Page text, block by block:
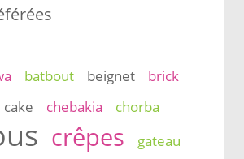
batbout beignet brick
cake chebakia chorba
crêpes
gateau